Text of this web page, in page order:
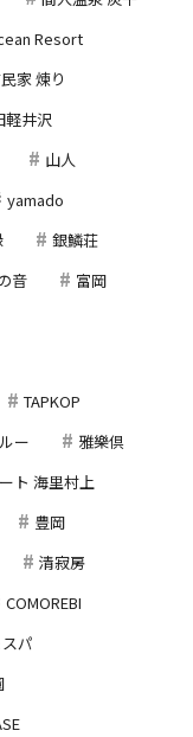
Resort
家 煉り
軽井沢
山人
yamado
銀鱗荘
音
富岡
TAPKOP
ー
雅樂倶
ト 海里村上
豊岡
清寂房
COMOREBI
パ